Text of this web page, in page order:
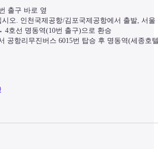
출구 바로 옆
오. 인천국제공항/김포국제공항에서 출발, 서울
4호선 명동역(10번 출구)으로 환승
공항리무진버스 6015번 탑승 후 명동역(세종호